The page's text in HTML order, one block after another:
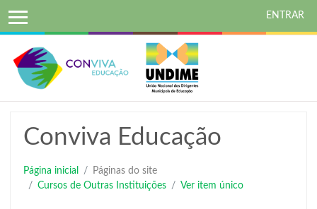
para
conteúdo
principal
ENTRAR
Conviva Educação
Página inicial
Páginas do site
Cursos de Outras Instituições
Ver item único